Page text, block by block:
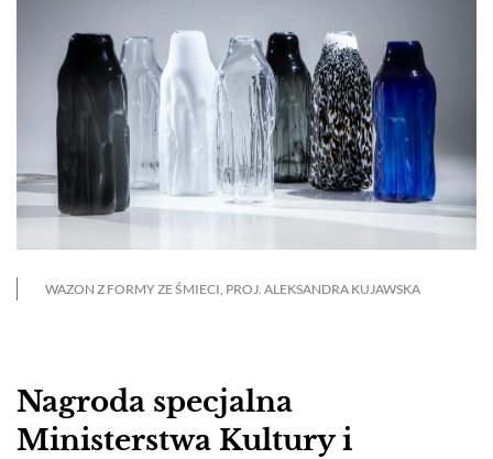
WAZON Z FORMY ZE ŚMIECI, PROJ. ALEKSANDRA KUJAWSKA
Nagroda specjalna
Ministerstwa Kultury i